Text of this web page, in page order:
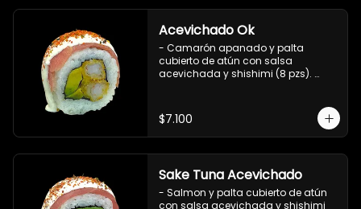
Acevichado Ok
- Camarón apanado y palta
cubierto de atún con salsa
acevichada y shishimi (8 pzs).
$7.100
Sake Tuna Acevichado
- Salmon y palta cubierto de atún
con salsa acevichada y shishimi